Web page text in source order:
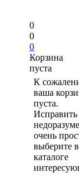
0
0
0
Корзина
пуста
К
ваша
пуста.
Исправить
очень
выберите в
каталоге